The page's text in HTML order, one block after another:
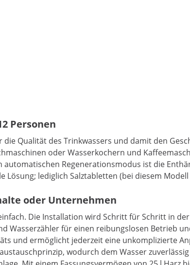
Personen
Qualität des Trinkwassers und damit den
oder Wasserkochern und
Regenerationsmodus ist die
lediglich Salztabletten (bei diesem
oder Unternehmen
Die Installation wird Schritt für Schritt in
Wasserzähler für einen reibungslosen Betrieb
und ermöglicht jederzeit eine unkomplizierte
wodurch dem Wasser